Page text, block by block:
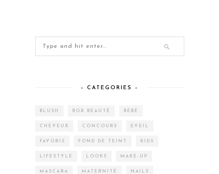
– CATEGORIES –
BLUSH BOX BEAUTÉ BÉBÉ
CHEVEUX CONCOURS EVEIL
FAVORIS FOND DE TEINT KIDS
LIFESTYLE LOOKS MAKE-UP
MASCARA MATERNITÉ NAILS